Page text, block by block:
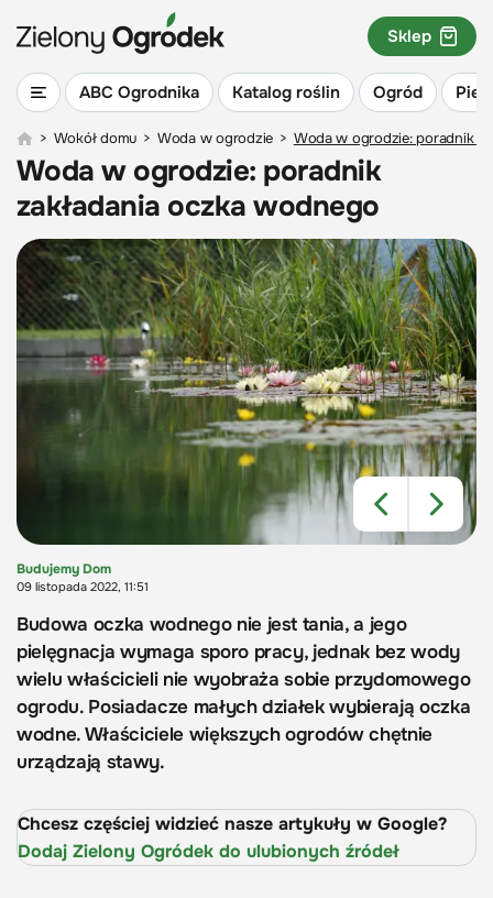
ABC Ogrodnika Katalog roślin Ogród
Sklep
> Wokół domu > Woda w ogrodzie > Woda w ogrodzie: poradnik
Woda w ogrodzie: poradnik
zakładania oczka wodnego
Budujemy Dom
09 listopada 2022, 11:51
Budowa oczka wodnego nie jest tania, a jego
pielęgnacja wymaga sporo pracy, jednak bez wody
wielu właścicieli nie wyobraża sobie przydomowego
ogrodu. Posiadacze małych działek wybierają oczka
wodne. Właściciele większych ogrodów chętnie
urządzają stawy.
Chcesz częściej widzieć nasze artykuły w Google?
Dodaj Zielony Ogródek do ulubionych źródeł